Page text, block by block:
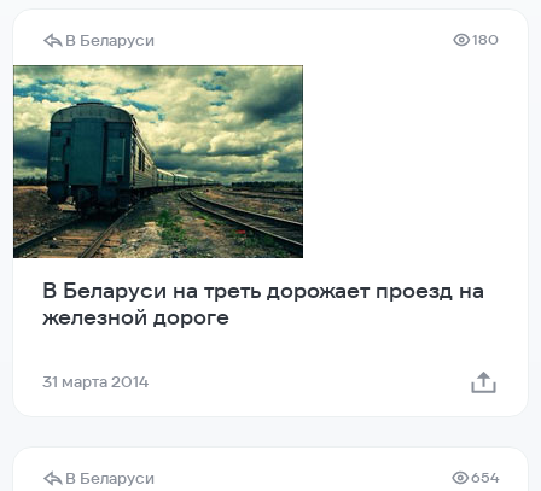
В Беларуси 180
В Беларуси на треть дорожает проезд на
железной дороге
31 марта 2014
В Беларуси 654